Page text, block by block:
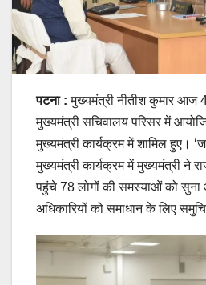
पटना :मुख्यमंत्री नीतीश कुमार आज
मुख्यमंत्री सचिवालय परिसर में
मुख्यमंत्री कार्यक्रम में शामिल हुए।
मुख्यमंत्री कार्यक्रम में मुख्यमंत्री ने
पहुंचे 78 लोगों की समस्याओं को सुना
अधिकारियों को समाधान के लिए